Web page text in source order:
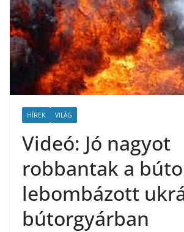
HÍREK VILÁG
Videó: Jó nagyot
robbantak a
lebombázott
bútorgyárban